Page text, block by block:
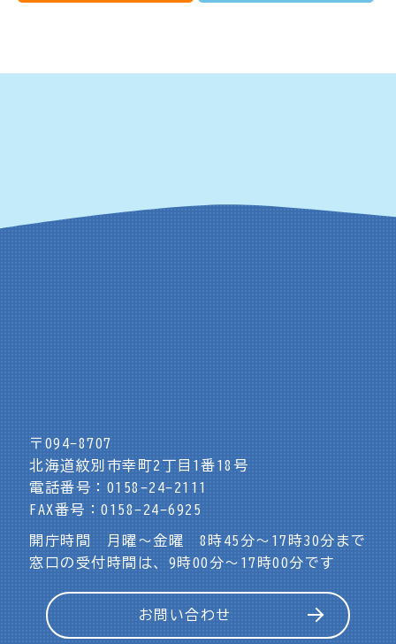
〒094-8707
北海道紋別市幸町2丁目1番18号
電話番号：0158-24-2111
FAX番号：0158-24-6925
開庁時間 月曜～金曜 8時45分～17時30分まで
窓口の受付時間は、9時00分～17時00分です
お問い合わせ